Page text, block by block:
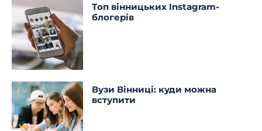
Топ вінницьких Instagram-
блогерів
Вузи Вінниці: куди можна
вступити